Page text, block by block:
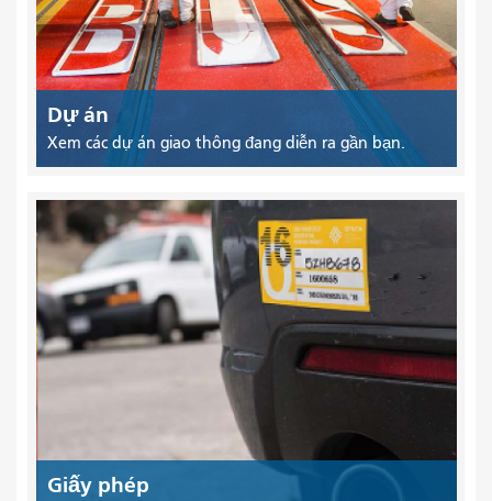
Dự án
Xem các dự án giao thông đang diễn ra gần bạn.
Giấy phép